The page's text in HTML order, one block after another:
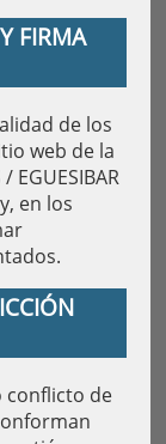
FIRMA
de los
web de la
EGUESIBAR
en los
conflicto de